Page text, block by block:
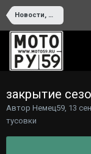
Новости, мероприятия и тусовки
закрытие
Автор Немец59, 13
тусовки